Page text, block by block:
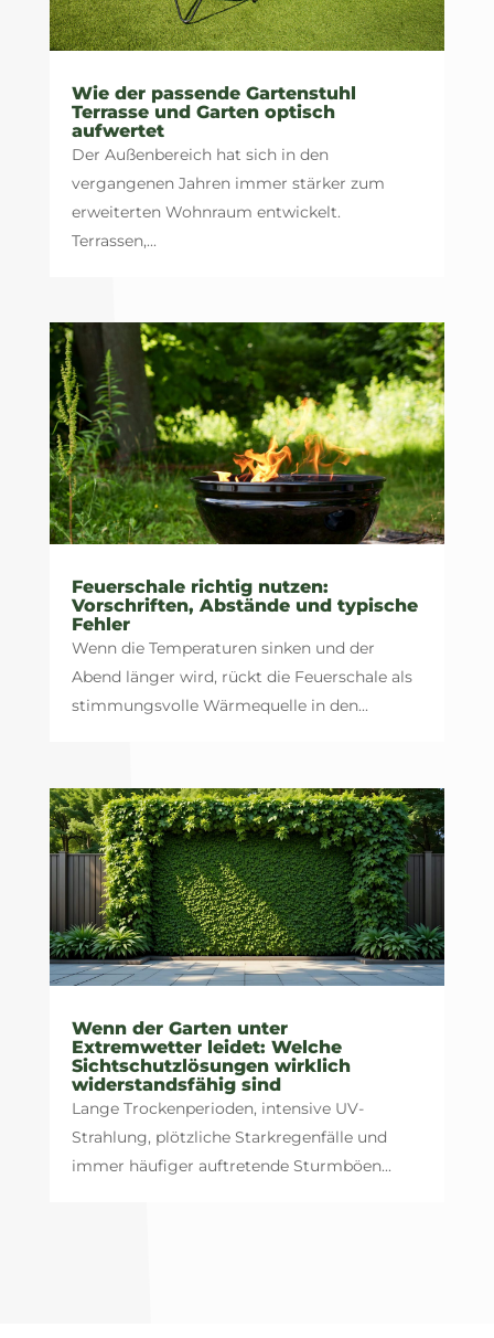
Wie der passende Gartenstuhl
Terrasse und Garten optisch
aufwertet
Der Außenbereich hat sich in den
vergangenen Jahren immer stärker zum
erweiterten Wohnraum entwickelt.
Terrassen,...
Feuerschale richtig nutzen:
Vorschriften, Abstände und typische
Fehler
Wenn die Temperaturen sinken und der
Abend länger wird, rückt die Feuerschale als
stimmungsvolle Wärmequelle in den...
Wenn der Garten unter
Extremwetter leidet: Welche
Sichtschutzlösungen wirklich
widerstandsfähig sind
Lange Trockenperioden, intensive UV-
Strahlung, plötzliche Starkregenfälle und
immer häufiger auftretende Sturmböen...